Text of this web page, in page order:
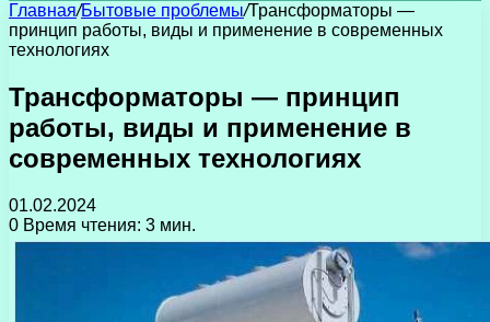
Главная/Бытовые проблемы/Трансформаторы —
принцип работы, виды и применение в современных
технологиях
Трансформаторы — принцип
работы, виды и применение в
современных технологиях
01.02.2024
0 Время чтения: 3 мин.